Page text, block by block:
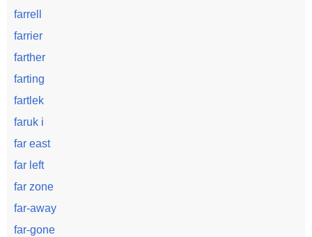
farrell
farrier
farther
farting
fartlek
faruk i
far east
far left
far zone
far-away
far-gone